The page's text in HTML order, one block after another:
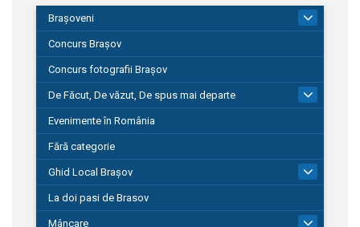
Brașoveni
Concurs Brașov
Concurs fotografii Brașov
De Făcut, De văzut, De spus mai departe
149
Evenimente în România
Fără categorie
Ghid Local Brașov
La doi pasi de Brasov
Mâncare